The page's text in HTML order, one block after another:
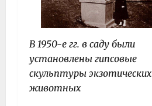
В 1950-е гг. в саду были
установлены гипсовые
скульптуры экзотических
животных